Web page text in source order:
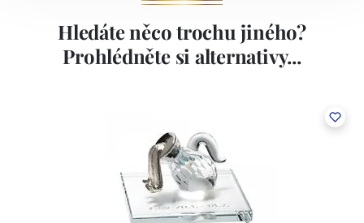
Hledáte něco trochu jiného?
Prohlédněte si alternativy...